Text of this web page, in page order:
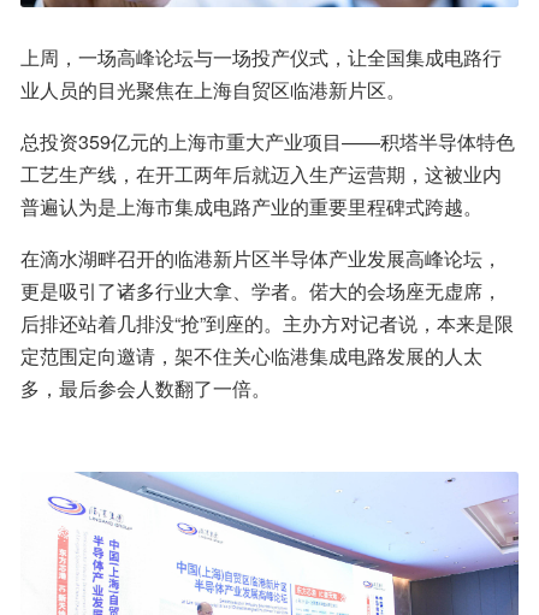
上周，一场高峰论坛与一场投产仪式，让全国集成电路行
业人员的目光聚焦在上海自贸区临港新片区。
总投资359亿元的上海市重大产业项目——积塔半导体特色
工艺生产线，在开工两年后就迈入生产运营期，这被业内
普遍认为是上海市集成电路产业的重要里程碑式跨越。
在滴水湖畔召开的临港新片区半导体产业发展高峰论坛，
更是吸引了诸多行业大拿、学者。偌大的会场座无虚席，
后排还站着几排没“抢”到座的。主办方对记者说，本来是限
定范围定向邀请，架不住关心临港集成电路发展的人太
多，最后参会人数翻了一倍。